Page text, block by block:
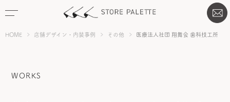
WORKS
HOME 店舗デザイン・内装事例 その他 医療法人社団 翔舞会 歯科技工所